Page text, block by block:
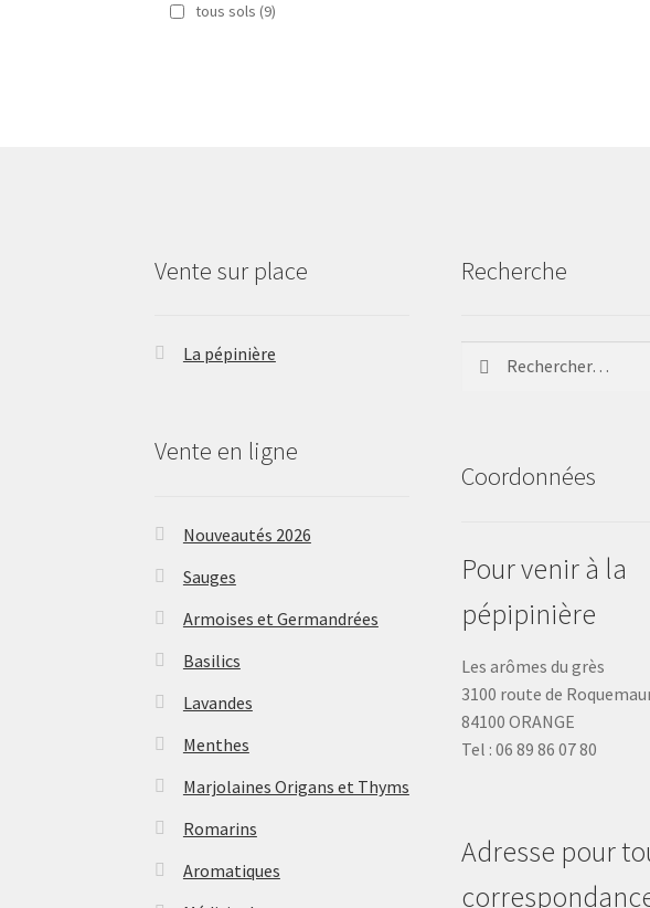
tous sols (9)
Vente sur place
La pépinière
Vente en ligne
Nouveautés 2026
Sauges
Armoises et Germandrées
Basilics
Lavandes
Menthes
Marjolaines Origans et Thyms
Romarins
Aromatiques
Recherche
Coordonnées
Pour venir à la
pépipinière
Les arômes du grès
3100 route de
84100 ORANGE
Tel : 06 89 86 07 80
Adresse pour